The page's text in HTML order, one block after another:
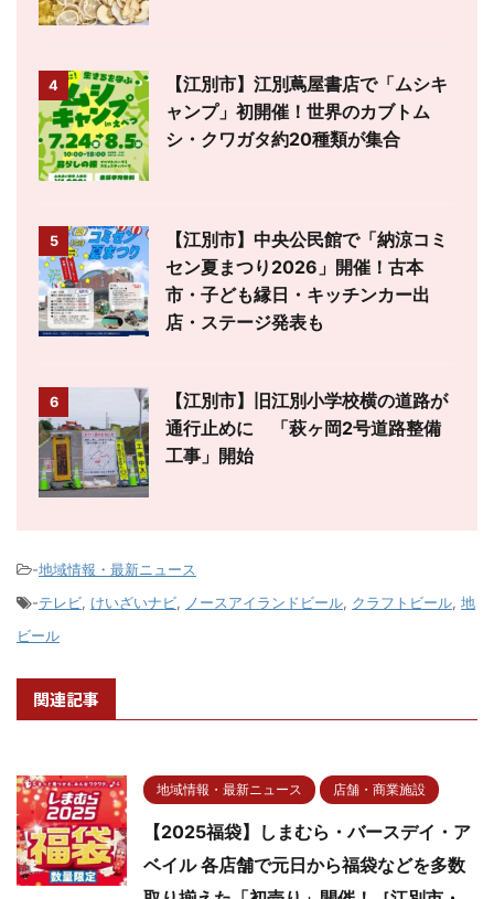
4
【江別市】江別蔦屋書店で「ムシキ
ャンプ」初開催！世界のカブトム
シ・クワガタ約20種類が集合
5
【江別市】中央公民館で「納涼コミ
セン夏まつり2026」開催！古本
市・子ども縁日・キッチンカー出
店・ステージ発表も
6
【江別市】旧江別小学校横の道路が
通行止めに 「萩ヶ岡2号道路整備
工事」開始
-地域情報・最新ニュース
-テレビ, けいざいナビ, ノースアイランドビール, クラフトビール, 地
ビール
関連記事
地域情報・最新ニュース 店舗・商業施設
【2025福袋】しまむら・バースデイ・ア
ベイル 各店舗で元日から福袋などを多数